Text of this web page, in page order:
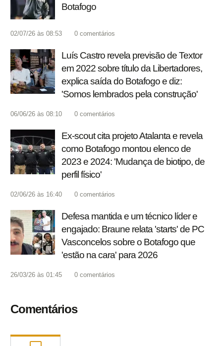
Botafogo
02/07/26 às 08:53 0 comentários
Luís Castro revela previsão de Textor
em 2022 sobre título da Libertadores,
explica saída do Botafogo e diz:
'Somos lembrados pela construção'
06/06/26 às 08:10 0 comentários
Ex-scout cita projeto Atalanta e revela
como Botafogo montou elenco de
2023 e 2024: 'Mudança de biotipo, de
perfil físico'
02/06/26 às 16:40 0 comentários
Defesa mantida e um técnico líder e
engajado: Braune relata 'starts' de PC
Vasconcelos sobre o Botafogo que
'estão na cara' para 2026
26/03/26 às 01:45 0 comentários
Comentários